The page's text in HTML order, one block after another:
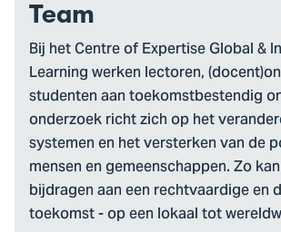
Team
Bij het Centre of Expertise Global &
Learning werken lectoren,
studenten aan toekomstbestendig
onderzoek richt zich op het
systemen en het versterken van de
mensen en gemeenschappen. Zo
bijdragen aan een rechtvaardige en
toekomst - op een lokaal tot